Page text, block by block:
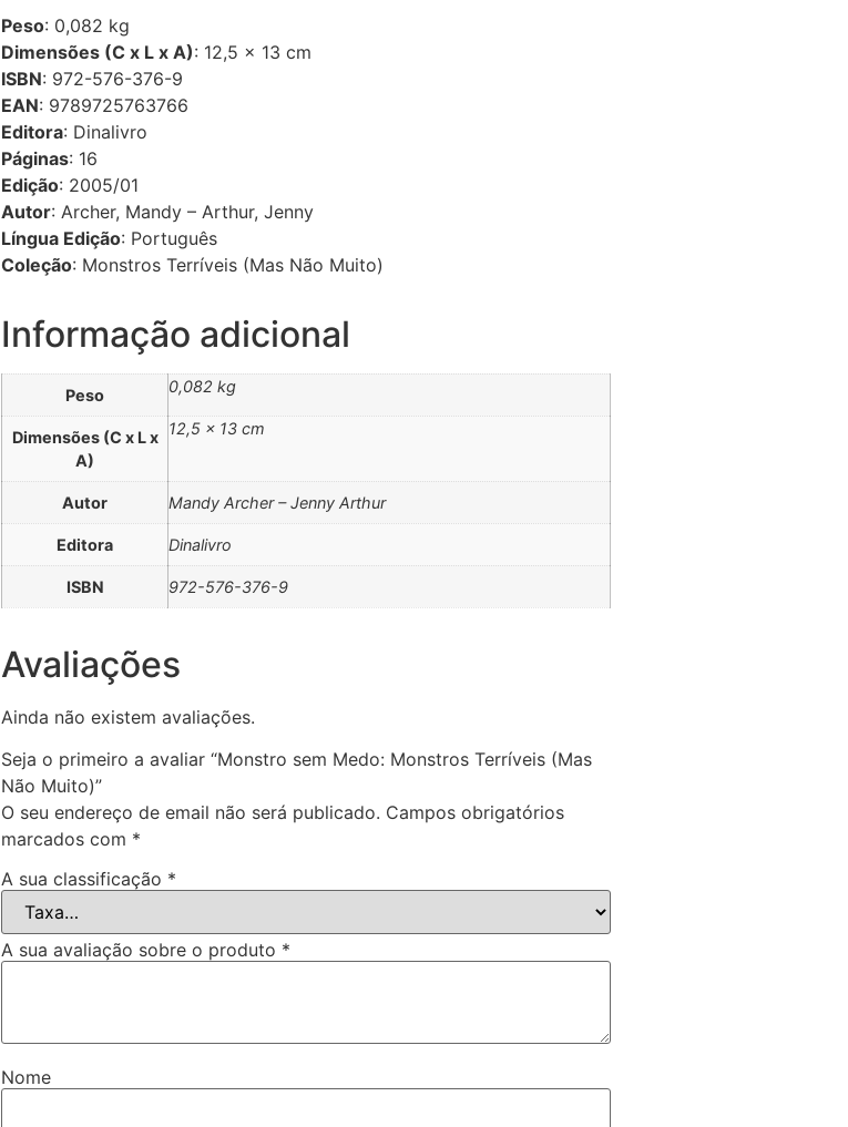
Peso: 0,082 kg
Dimensões (C x L x A): 12,5 × 13 cm
ISBN: 972-576-376-9
EAN: 9789725763766
Editora: Dinalivro
Páginas: 16
Edição: 2005/01
Autor: Archer, Mandy – Arthur, Jenny
Língua Edição: Português
Coleção: Monstros Terríveis (Mas Não Muito)
Informação adicional
Peso 0,082 kg
Dimensões (C x L x
A)
12,5 × 13 cm
Autor Mandy Archer – Jenny Arthur
Editora Dinalivro
ISBN 972-576-376-9
Avaliações
Ainda não existem avaliações.
Seja o primeiro a avaliar “Monstro sem Medo: Monstros Terríveis (Mas
Não Muito)”
O seu endereço de email não será publicado. Campos obrigatórios
marcados com *
A sua classificação *
A sua avaliação sobre o produto *
Nome